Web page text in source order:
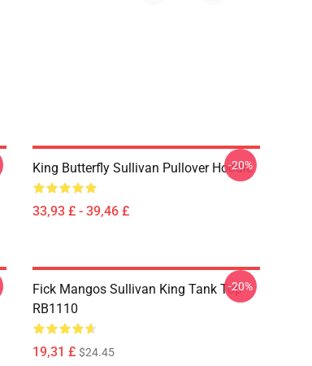
King Butterfly Sullivan Pullover Hoodie
33,93 £ - 39,46 £
-20%
Fick Mangos Sullivan King Tank Top
RB1110
19,31 £ $24.45
-20%